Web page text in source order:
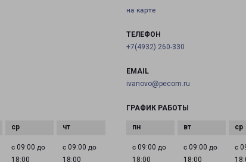
с 09:00 до
18:00
с 09:00 до
18:00
на карте
ТЕЛЕФОН
+7(4932) 260-330
EMAIL
ivanovo@pecom.ru
ГРАФИК РАБОТЫ
с 09:00 до
18:00
с 09:00 до
18:00
с